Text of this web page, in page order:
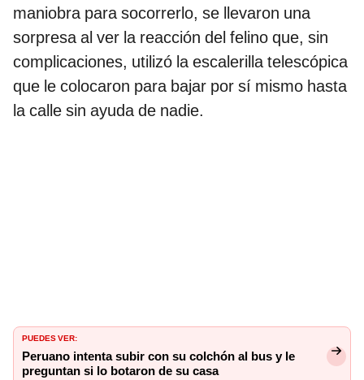
maniobra para socorrerlo, se llevaron una
sorpresa al ver la reacción del felino que, sin
complicaciones, utilizó la escalerilla telescópica
que le colocaron para bajar por sí mismo hasta
la calle sin ayuda de nadie.
PUEDES VER:
Peruano intenta subir con su colchón al bus y le
preguntan si lo botaron de su casa